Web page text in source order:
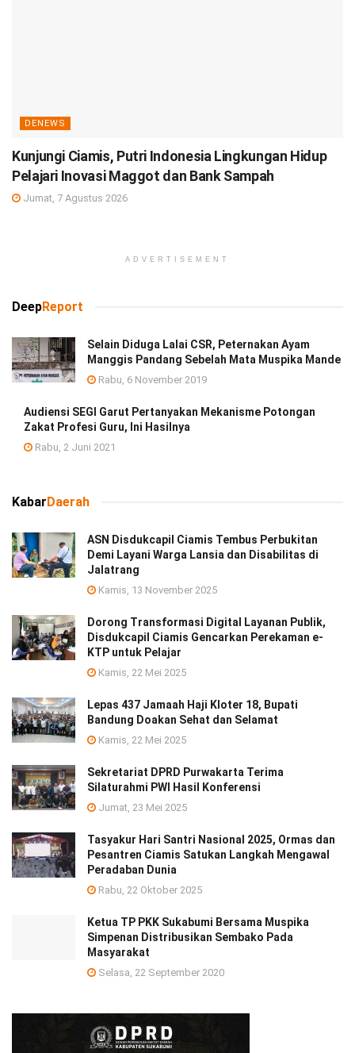
DENEWS
Kunjungi Ciamis, Putri Indonesia Lingkungan Hidup
Pelajari Inovasi Maggot dan Bank Sampah
Jumat, 7 Agustus 2026
ADVERTISEMENT
DeepReport
Selain Diduga Lalai CSR, Peternakan Ayam
Manggis Pandang Sebelah Mata Muspika Mande
Rabu, 6 November 2019
Audiensi SEGI Garut Pertanyakan Mekanisme Potongan
Zakat Profesi Guru, Ini Hasilnya
Rabu, 2 Juni 2021
KabarDaerah
ASN Disdukcapil Ciamis Tembus Perbukitan
Demi Layani Warga Lansia dan Disabilitas di
Jalatrang
Kamis, 13 November 2025
Dorong Transformasi Digital Layanan Publik,
Disdukcapil Ciamis Gencarkan Perekaman e-
KTP untuk Pelajar
Kamis, 22 Mei 2025
Lepas 437 Jamaah Haji Kloter 18, Bupati
Bandung Doakan Sehat dan Selamat
Kamis, 22 Mei 2025
Sekretariat DPRD Purwakarta Terima
Silaturahmi PWI Hasil Konferensi
Jumat, 23 Mei 2025
Tasyakur Hari Santri Nasional 2025, Ormas dan
Pesantren Ciamis Satukan Langkah Mengawal
Peradaban Dunia
Rabu, 22 Oktober 2025
Ketua TP PKK Sukabumi Bersama Muspika
Simpenan Distribusikan Sembako Pada
Masyarakat
Selasa, 22 September 2020